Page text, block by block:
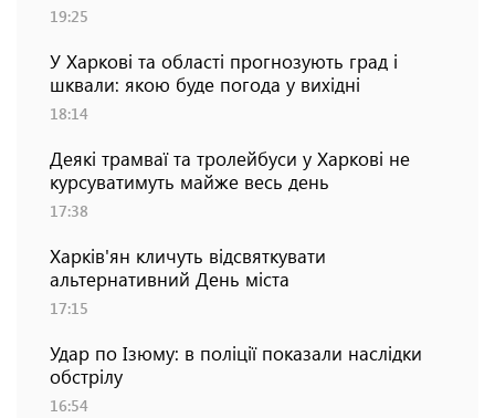
19:25
У Харкові та області прогнозують град і
шквали: якою буде погода у вихідні
18:14
Деякі трамваї та тролейбуси у Харкові не
курсуватимуть майже весь день
17:38
Харків'ян кличуть відсвяткувати
альтернативний День міста
17:15
Удар по Ізюму: в поліції показали наслідки
обстрілу
16:54